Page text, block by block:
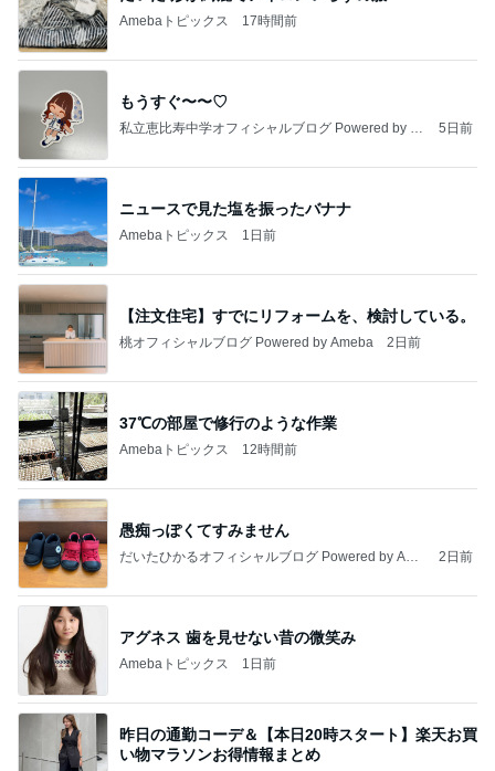
Amebaトピックス 17時間前
もうすぐ〜〜♡
私立恵比寿中学オフィシャルブログ Powered by A
5日前
ニュースで見た塩を振ったバナナ
Amebaトピックス 1日前
【注文住宅】すでにリフォームを、検討している。
桃オフィシャルブログ Powered by Ameba 2日前
37℃の部屋で修行のような作業
Amebaトピックス 12時間前
愚痴っぽくてすみません
だいたひかるオフィシャルブログ Powered by Ame
2日前
アグネス 歯を見せない昔の微笑み
Amebaトピックス 1日前
昨日の通勤コーデ＆【本日20時スタート】楽天お買
い物マラソンお得情報まとめ